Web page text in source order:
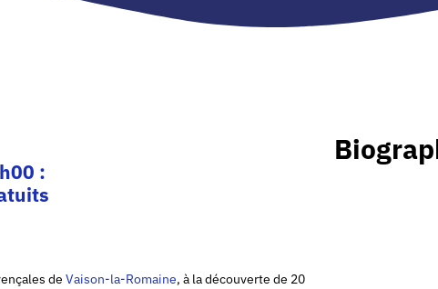
:
de Vaison-la-Romaine, à la découverte de 20